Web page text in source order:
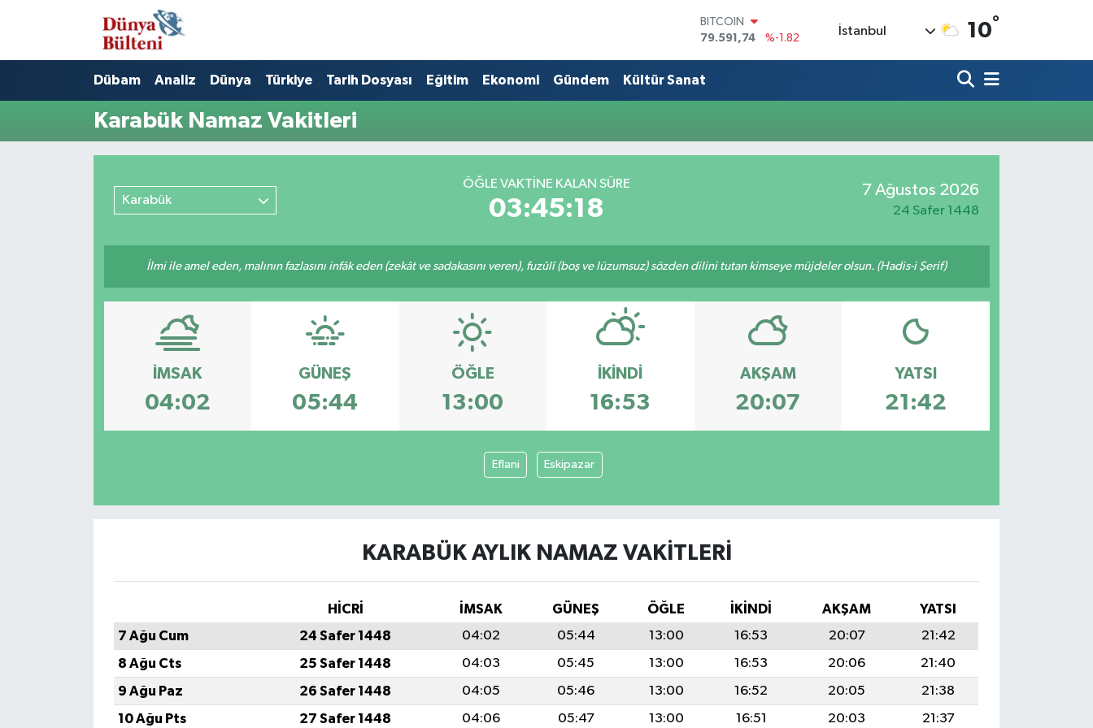
BITCOIN
79.591,74
%-1.82
EURO
53,38690
%0.19
İstanbul 10°
Dübam Analiz Dünya Türkiye Tarih Dosyası Eğitim Ekonomi Gündem Kültür Sanat
Karabük Namaz Vakitleri
Karabük
ÖĞLE VAKTİNE KALAN SÜRE
03:45:18
7 Ağustos 2026
24 Safer 1448
İlmi ile amel eden, malının fazlasını infâk eden (zekât ve sadakasını veren), fuzûlî (boş ve lüzumsuz) sözden dilini tutan kimseye müjdeler olsun. (Hadis-i Şerif)
İMSAK
04:02
GÜNEŞ
05:44
ÖĞLE
13:00
İKINDI
16:53
AKŞAM
20:07
YATSI
21:42
Eflani Eskipazar
KARABÜK AYLIK NAMAZ VAKITLERI
HİCRİ İMSAK GÜNEŞ ÖĞLE İKINDI AKŞAM
YATSI
7 Ağu Cum
24 Safer 1448 04:02 05:44 13:00 16:53 20:07
21:42
8 Ağu Cts
25 Safer 1448 04:03 05:45 13:00 16:53 20:06
21:40
9 Ağu Paz
26 Safer 1448 04:05 05:46 13:00 16:52 20:05
21:38
10 Ağu Pts
27 Safer 1448 04:06 05:47 13:00 16:51 20:03 21:37
Nöbetçi Eczaneler
Hava Durumu
Namaz Vakitleri
Trafik Durumu